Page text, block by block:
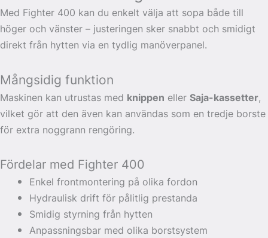
Med Fighter 400 kan du enkelt välja att sopa både till
höger och vänster – justeringen sker snabbt och smidigt
direkt från hytten via en tydlig manöverpanel.
Mångsidig funktion
Maskinen kan utrustas med knippen eller Saja-kassetter,
vilket gör att den även kan användas som en tredje borste
för extra noggrann rengöring.
Fördelar med Fighter 400
Enkel frontmontering på olika fordon
Hydraulisk drift för pålitlig prestanda
Smidig styrning från hytten
Anpassningsbar med olika borstsystem